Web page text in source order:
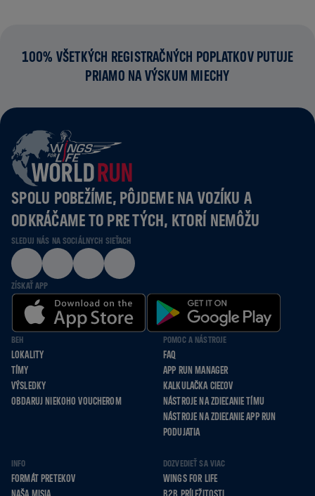
100% VŠETKÝCH REGISTRAČNÝCH POPLATKOV PUTUJE
PRIAMO NA VÝSKUM MIECHY
SPOLU POBEŽÍME, PÔJDEME NA VOZÍKU A
ODKRÁČAME TO PRE TÝCH, KTORÍ NEMÔŽU
SLEDUJ NÁS NA SOCIÁLNYCH SIEŤACH
ZÍSKAŤ APP
BEH
LOKALITY
TÍMY
VÝSLEDKY
OBDARUJ NIEKOHO VOUCHEROM
POMOC A NÁSTROJE
FAQ
APP RUN MANAGER
KALKULAČKA CIEĽOV
NÁSTROJE NA ZDIEĽANIE TÍMU
NÁSTROJE NA ZDIEĽANIE APP RUN
PODUJATIA
INFO
FORMÁT PRETEKOV
DOZVEDIEŤ SA VIAC
WINGS FOR LIFE